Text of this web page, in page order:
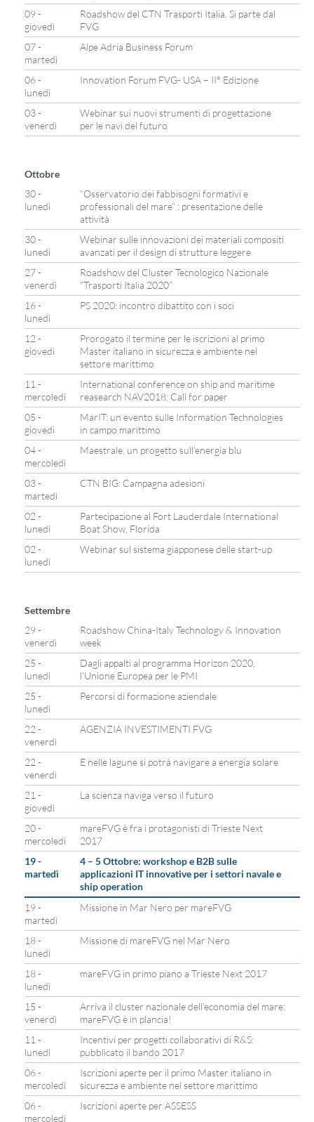
09 -
giovedì
Roadshow del CTN Trasporti Italia. Si parte dal
FVG
07 -
martedì
Alpe Adria Business Forum
06 -
lunedì
Innovation Forum FVG- USA – II° Edizione
03 -
venerdì
Webinar sui nuovi strumenti di progettazione
per le navi del futuro
Ottobre
30 -
lunedì
“Osservatorio dei fabbisogni formativi e
professionali del mare” : presentazione delle
attività
30 -
lunedì
Webinar sulle innovazioni dei materiali compositi
avanzati per il design di strutture leggere
27 -
venerdì
Roadshow del Cluster Tecnologico Nazionale
“Trasporti Italia 2020”
16 -
lunedì
PS 2020: incontro dibattito con i soci
12 -
giovedì
Prorogato il termine per le iscrizioni al primo
Master italiano in sicurezza e ambiente nel
settore marittimo
11 -
mercoledì
International conference on ship and maritime
reasearch NAV2018: Call for paper
05 -
giovedì
MarIT: un evento sulle Information Technologies
in campo marittimo
04 -
mercoledì
Maestrale, un progetto sull’energia blu
03 -
martedì
CTN BIG: Campagna adesioni
02 -
lunedì
Partecipazione al Fort Lauderdale International
Boat Show, Florida
02 -
lunedì
Webinar sul sistema giapponese delle start-up
Settembre
29 -
venerdì
Roadshow China-Italy Technology & Innovation
week
25 -
lunedì
Dagli appalti al programma Horizon 2020,
l’Unione Europea per le PMI
25 -
lunedì
Percorsi di formazione aziendale
22 -
venerdì
AGENZIA INVESTIMENTI FVG
22 -
venerdì
E nelle lagune si potrà navigare a energia solare
21 -
giovedì
La scienza naviga verso il futuro
20 -
mercoledì
mareFVG è fra i protagonisti di Trieste Next
2017
19 -
martedì
4 – 5 Ottobre: workshop e B2B sulle
applicazioni IT innovative per i settori navale e
ship operation
19 -
martedì
Missione in Mar Nero per mareFVG
18 -
lunedì
Missione di mareFVG nel Mar Nero
18 -
lunedì
mareFVG in primo piano a Trieste Next 2017
15 -
venerdì
Arriva il cluster nazionale dell’economia del mare:
mareFVG è in plancia!
11 -
lunedì
Incentivi per progetti collaborativi di R&S:
pubblicato il bando 2017
06 -
mercoledì
Iscrizioni aperte per il primo Master italiano in
sicurezza e ambiente nel settore marittimo
06 -
mercoledì
Iscrizioni aperte per ASSESS